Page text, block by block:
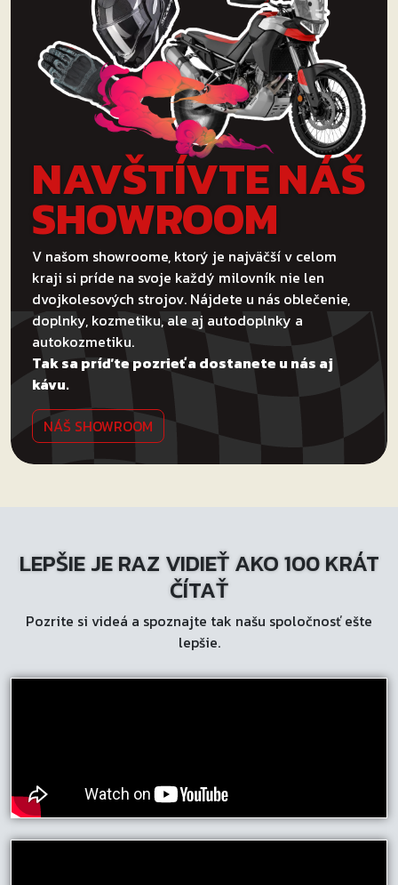
NAVŠTÍVTE NÁŠ
SHOWROOM
V našom showroome, ktorý je najväčší v celom
kraji si príde na svoje každý milovník nie len
dvojkolesových strojov. Nájdete u nás oblečenie,
doplnky, kozmetiku, ale aj autodoplnky a
autokozmetiku.
Tak sa príďte pozrieť a dostanete u nás aj
kávu.
NÁŠ SHOWROOM
LEPŠIE JE RAZ VIDIEŤ AKO 100 KRÁT
ČÍTAŤ
Pozrite si videá a spoznajte tak našu spoločnosť ešte
lepšie.